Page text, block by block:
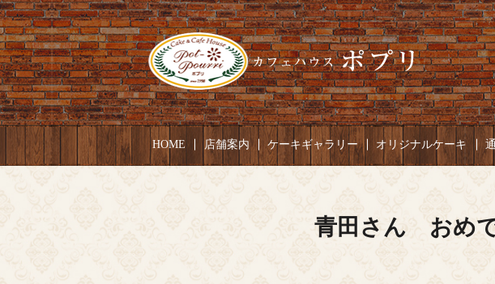
HOME 店舗案内 ケーキギャラリー オリジナルケーキ
青田さん おめで